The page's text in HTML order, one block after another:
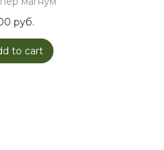
руб.
to cart